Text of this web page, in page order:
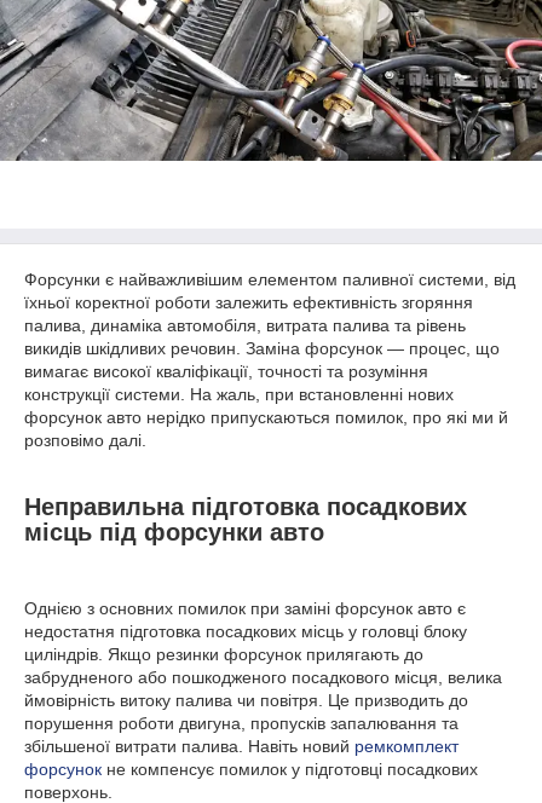
Форсунки є найважливішим елементом паливної системи, від
їхньої коректної роботи залежить ефективність згоряння
палива, динаміка автомобіля, витрата палива та рівень
викидів шкідливих речовин. Заміна форсунок — процес, що
вимагає високої кваліфікації, точності та розуміння
конструкції системи. На жаль, при встановленні нових
форсунок авто нерідко припускаються помилок, про які ми й
розповімо далі.
Неправильна підготовка посадкових
місць під форсунки авто
Однією з основних помилок при заміні форсунок авто є
недостатня підготовка посадкових місць у головці блоку
циліндрів. Якщо резинки форсунок прилягають до
забрудненого або пошкодженого посадкового місця, велика
ймовірність витоку палива чи повітря. Це призводить до
порушення роботи двигуна, пропусків запалювання та
збільшеної витрати палива. Навіть новий ремкомплект
форсунок не компенсує помилок у підготовці посадкових
поверхонь.